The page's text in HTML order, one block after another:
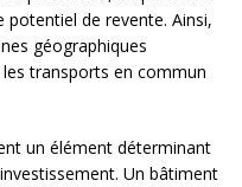
de revente. Ainsi,
géographiques
transports en commun
un élément déterminant
Un bâtiment